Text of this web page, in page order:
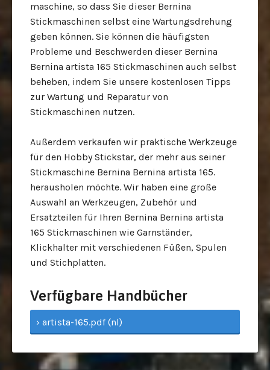
maschine, so dass Sie dieser Bernina
Stickmaschinen selbst eine Wartungsdrehung
geben können. Sie können die häufigsten
Probleme und Beschwerden dieser Bernina
Bernina artista 165 Stickmaschinen auch selbst
beheben, indem Sie unsere kostenlosen Tipps
zur Wartung und Reparatur von
Stickmaschinen nutzen.
Außerdem verkaufen wir praktische Werkzeuge
für den Hobby Stickstar, der mehr aus seiner
Stickmaschine Bernina Bernina artista 165.
herausholen möchte. Wir haben eine große
Auswahl an Werkzeugen, Zubehör und
Ersatzteilen für Ihren Bernina Bernina artista
165 Stickmaschinen wie Garnständer,
Klickhalter mit verschiedenen Füßen, Spulen
und Stichplatten.
Verfügbare Handbücher
› artista-165.pdf (nl)